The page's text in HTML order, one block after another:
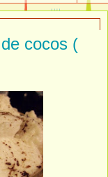
cocos (